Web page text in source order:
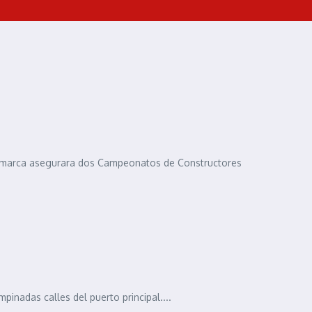
asegurara dos Campeonatos de Constructores
calles del puerto principal....